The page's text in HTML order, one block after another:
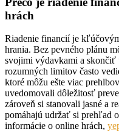
hrách
Riadenie financií je
hrania. Bez pevného plánu
svojimi výdavkami a skončiť
rozumných limitov často
ktoré môžu ešte viac
uvedomovali dôležitosť
zároveň si stanovali jasné a
pomáhajú udržať si prehľad
informácie o online hrách,